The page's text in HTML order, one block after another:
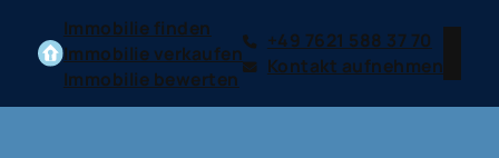
Immobilie finden
Immobilie verkaufen
Immobilie bewerten
+49 7621 588 37 70
Kontakt aufnehmen